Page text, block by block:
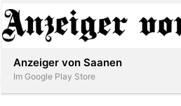
Abonnieren
Anzeiger von Saanen
Im Google Play Store